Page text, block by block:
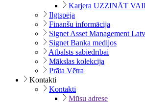
Karjera UZZINĀT
Ilgtspēja
Finanšu informācija
Signet Asset Management
Signet Banka medijos
Atbalsts sabiedrībai
Mākslas kolekcija
Prāta Vētra
Kontakti
Kontakti
Mūsu adrese